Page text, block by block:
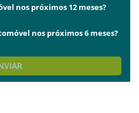
nos próximos 12 meses?
nos próximos 6 meses?